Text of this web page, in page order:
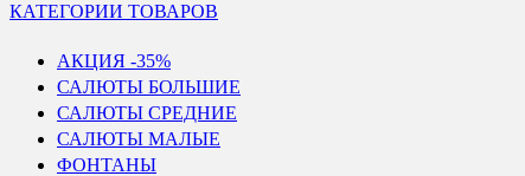
КАТЕГОРИИ ТОВАРОВ
АКЦИЯ -35%
САЛЮТЫ БОЛЬШИЕ
САЛЮТЫ СРЕДНИЕ
САЛЮТЫ МАЛЫЕ
ФОНТАНЫ